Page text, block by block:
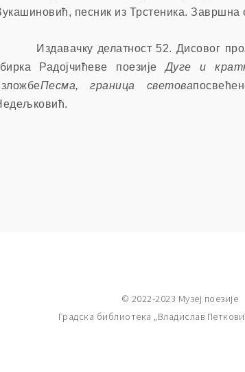
песник из Трстеника. Завршна
Издавачку делатност 52. Дисовог
Радојчићеве поезијеДуге и
Песма, граница светова
© 2022-2023 Музеј поезије
Градска библиотека „Владислав